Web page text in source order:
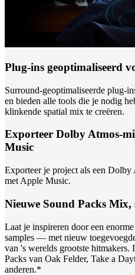
Plug-ins geoptimaliseerd
Surround-geoptimaliseerde plug-
en bieden alle tools die je nodig
klinkende spatial mix te creëren.
Exporteer Dolby Atmos-
Music
Exporteer je project als een Dolby
met Apple Music.
Nieuwe Sound Packs Mix,
Laat je inspireren door een
samples — met nieuw
van 's werelds grootste
Packs van Oak Felder, Take a
anderen.*